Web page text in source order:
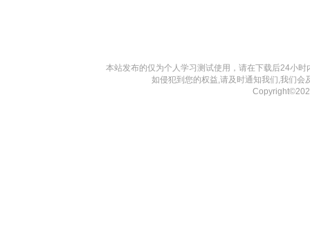
本站发布的仅为个人学习测试使用，请在下载后24小
如侵犯到您的权益,请及时通知我们,我们